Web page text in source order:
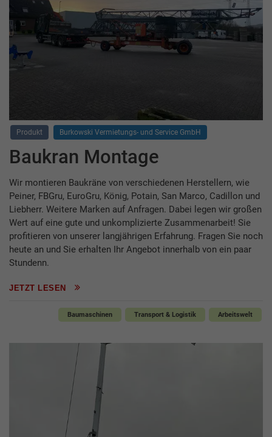
Produkt Burkowski Vermietungs- und Service GmbH
Baukran Montage
Wir montieren Baukräne von verschiedenen Herstellern, wie
Peiner, FBGru, EuroGru, König, Potain, San Marco, Cadillon und
Liebherr. Weitere Marken auf Anfragen. Dabei legen wir großen
Wert auf eine gute und unkomplizierte Zusammenarbeit! Sie
profitieren von unserer langjährigen Erfahrung. Fragen Sie noch
heute an und Sie erhalten Ihr Angebot innerhalb von ein paar
Stundenn.
JETZT LESEN
Baumaschinen Transport & Logistik Arbeitswelt